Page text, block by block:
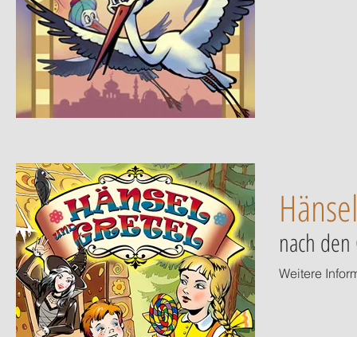
nach
Weitere